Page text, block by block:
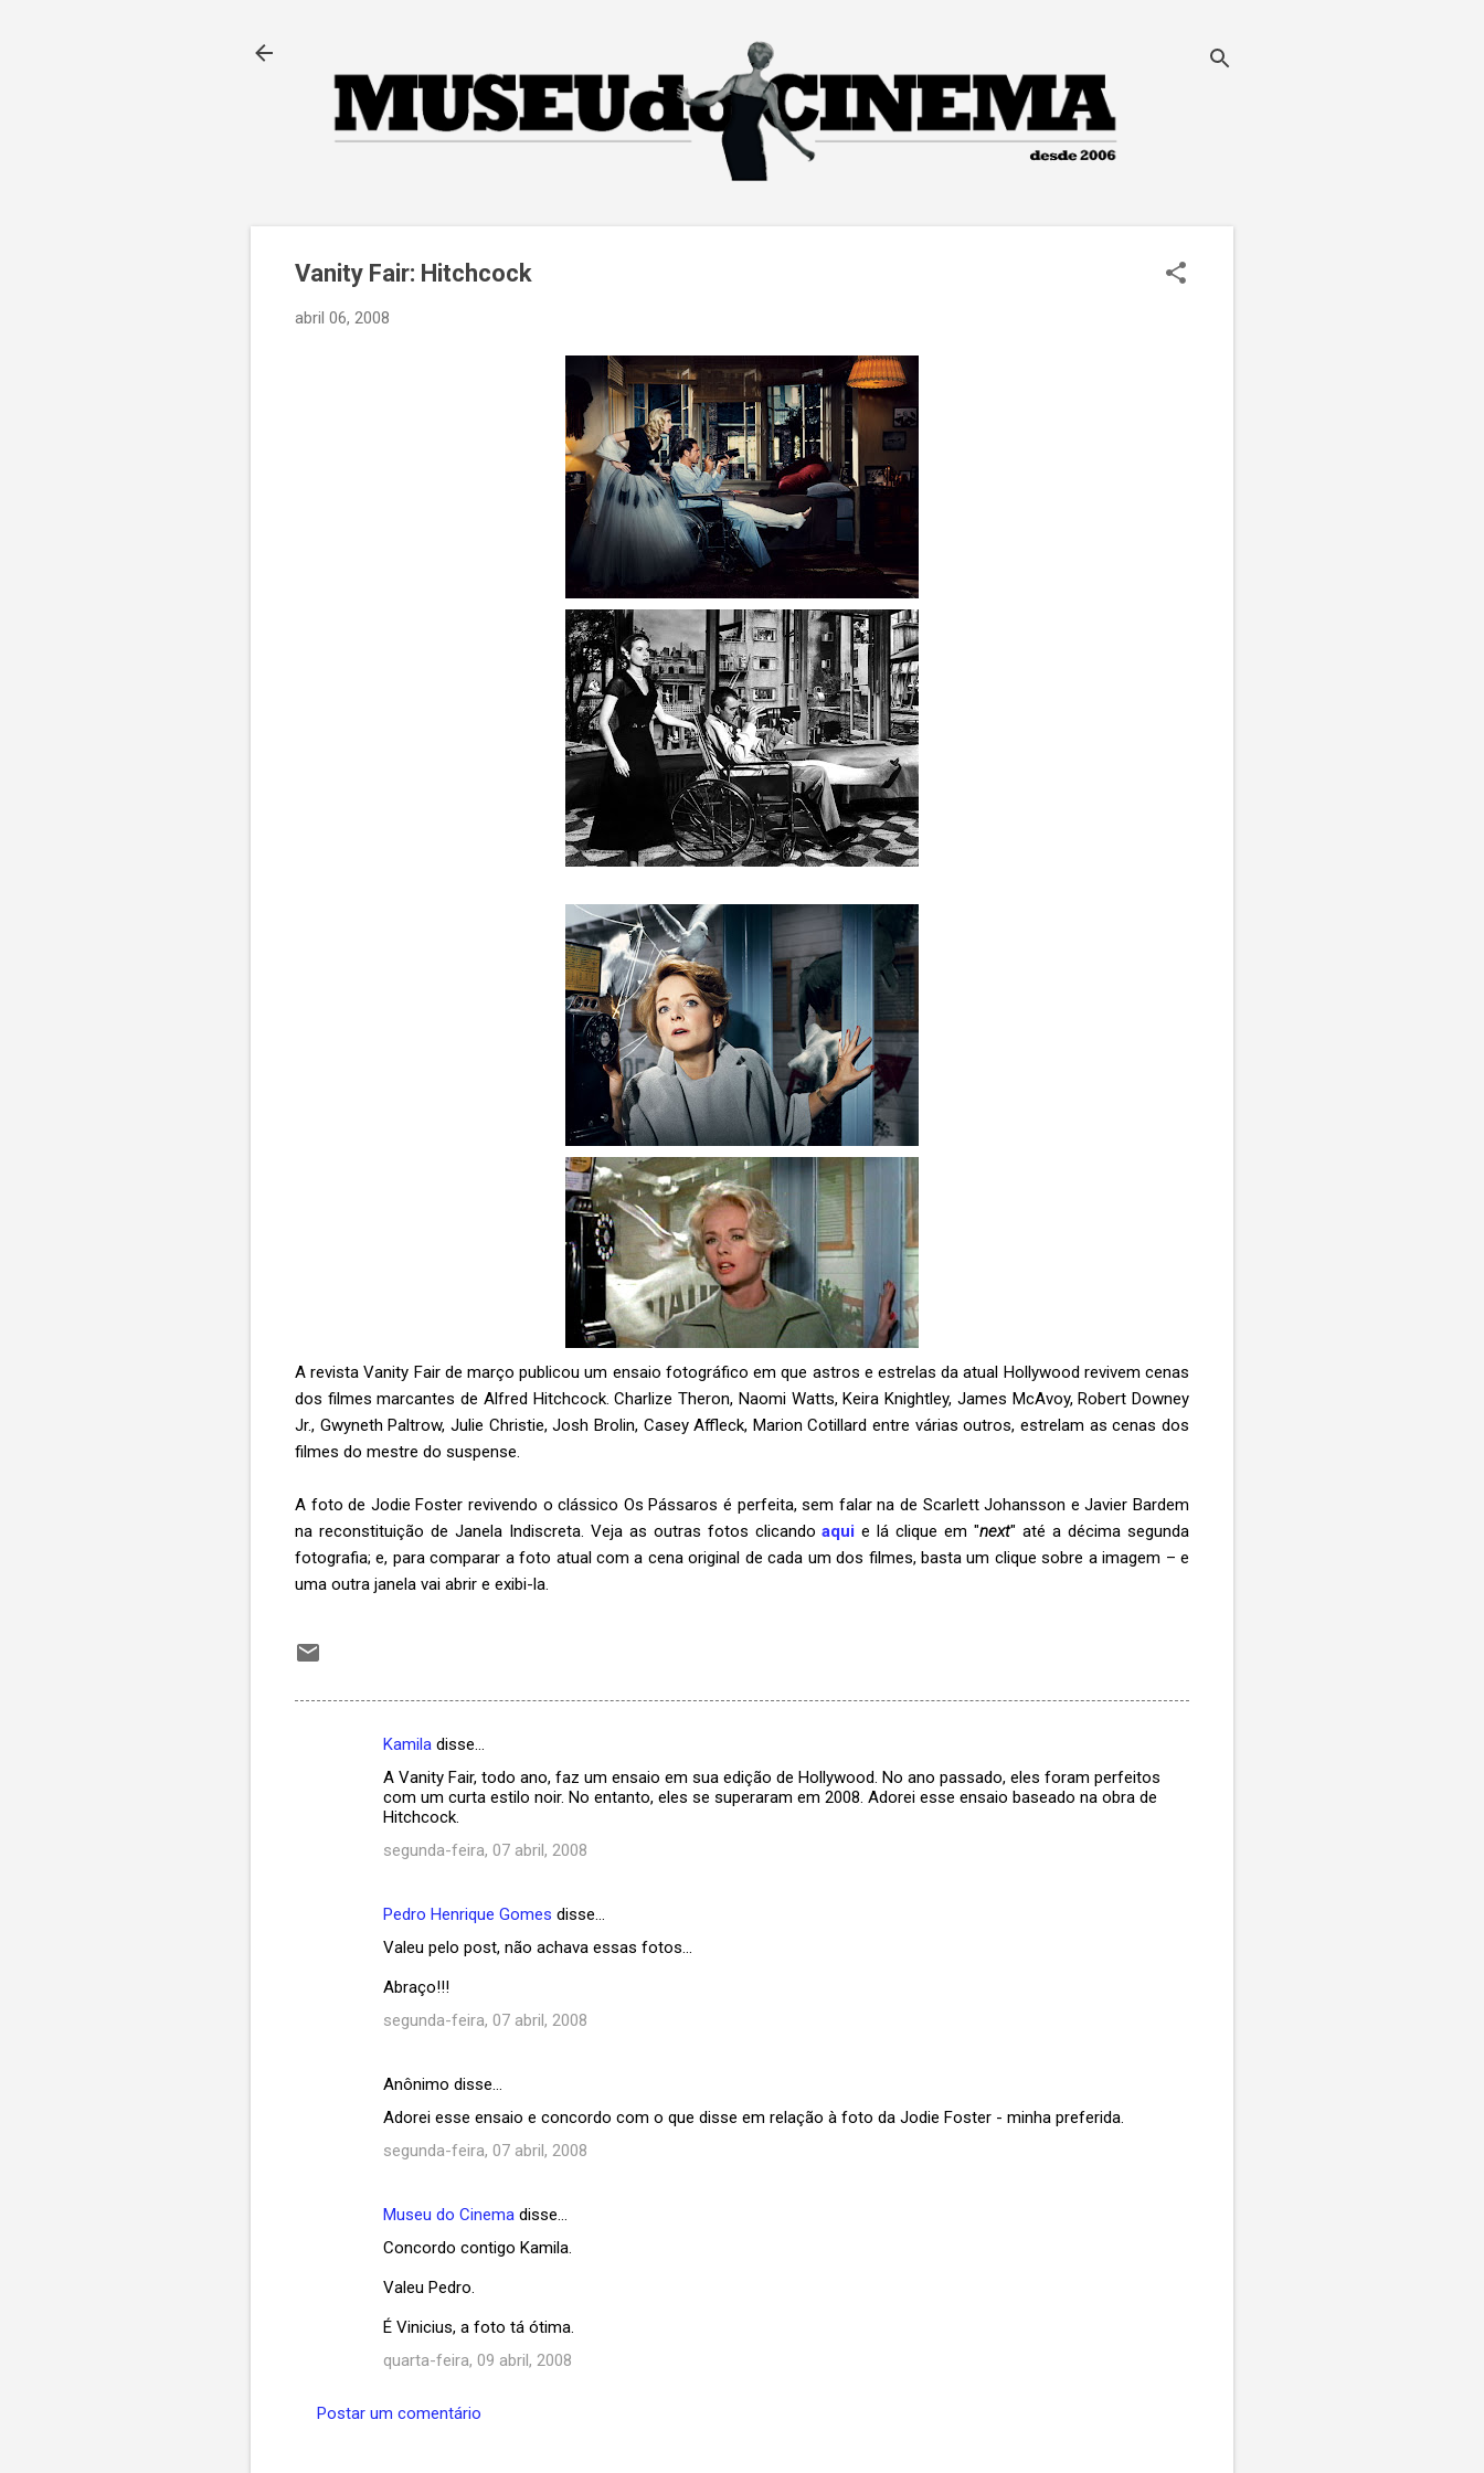
Vanity Fair: Hitchcock
abril 06, 2008
A revista Vanity Fair de março publicou um ensaio fotográfico em que astros e estrelas da atual Hollywood revivem cenas
dos filmes marcantes de Alfred Hitchcock. Charlize Theron, Naomi Watts, Keira Knightley, James McAvoy, Robert Downey
Jr., Gwyneth Paltrow, Julie Christie, Josh Brolin, Casey Affleck, Marion Cotillard entre várias outros, estrelam as cenas dos
filmes do mestre do suspense.
A foto de Jodie Foster revivendo o clássico Os Pássaros é perfeita, sem falar na de Scarlett Johansson e Javier Bardem
na reconstituição de Janela Indiscreta. Veja as outras fotos clicandoaqui e lá clique em "next" até a décima segunda
fotografia; e, para comparar a foto atual com a cena original de cada um dos filmes, basta um clique sobre a imagem – e
uma outra janela vai abrir e exibi-la.
Kamila disse…
A Vanity Fair, todo ano, faz um ensaio em sua edição de Hollywood. No ano passado, eles foram perfeitos
com um curta estilo noir. No entanto, eles se superaram em 2008. Adorei esse ensaio baseado na obra de
Hitchcock.
segunda-feira, 07 abril, 2008
Pedro Henrique Gomes disse…
Valeu pelo post, não achava essas fotos...
Abraço!!!
segunda-feira, 07 abril, 2008
Anônimo disse…
Adorei esse ensaio e concordo com o que disse em relação à foto da Jodie Foster - minha preferida.
segunda-feira, 07 abril, 2008
Museu do Cinema disse…
Concordo contigo Kamila.
Valeu Pedro.
É Vinicius, a foto tá ótima.
quarta-feira, 09 abril, 2008
Postar um comentário